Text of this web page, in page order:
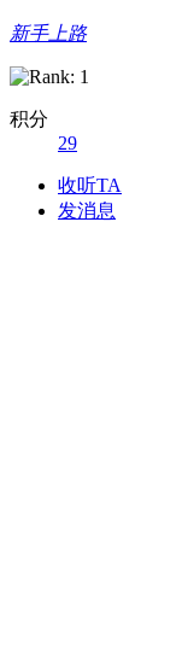
新手上路
积分
29
收听TA
发消息